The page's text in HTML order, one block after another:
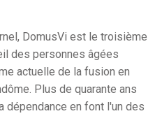
DomusVi est le troisième
des personnes âgées
actuelle de la fusion en
Plus de quarante ans
dépendance en font l'un des